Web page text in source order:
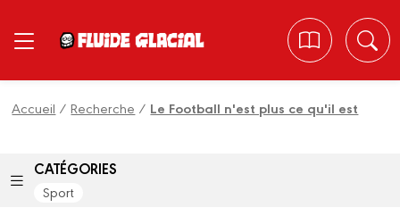
Accueil /Recherche / Le Football n'est plus ce qu'il est
CATÉGORIES
Sport